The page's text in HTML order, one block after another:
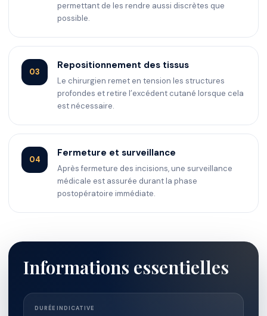
permettant de les rendre aussi discrètes que
possible.
03
Repositionnement des tissus
Le chirurgien remet en tension les structures
profondes et retire l’excédent cutané lorsque cela
est nécessaire.
04
Fermeture et surveillance
Après fermeture des incisions, une surveillance
médicale est assurée durant la phase
postopératoire immédiate.
Informations essentielles
DURÉE INDICATIVE